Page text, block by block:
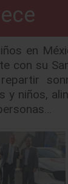
en
con su
y niños,